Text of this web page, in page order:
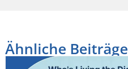
Ähnliche Beiträge